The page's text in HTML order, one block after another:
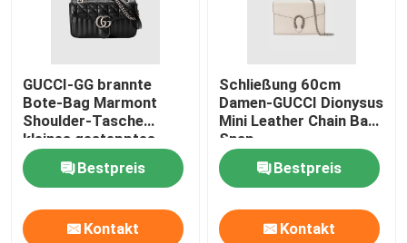
GUCCI-GG brannte
Bote-Bag Marmont
Shoulder-Tasche
kleines gestepptes
Leder ein
Bestpreis
Kontakt
Schließung 60cm
Damen-GUCCI Dionysus
Mini Leather Chain Bag
Snap
Bestpreis
Kontakt